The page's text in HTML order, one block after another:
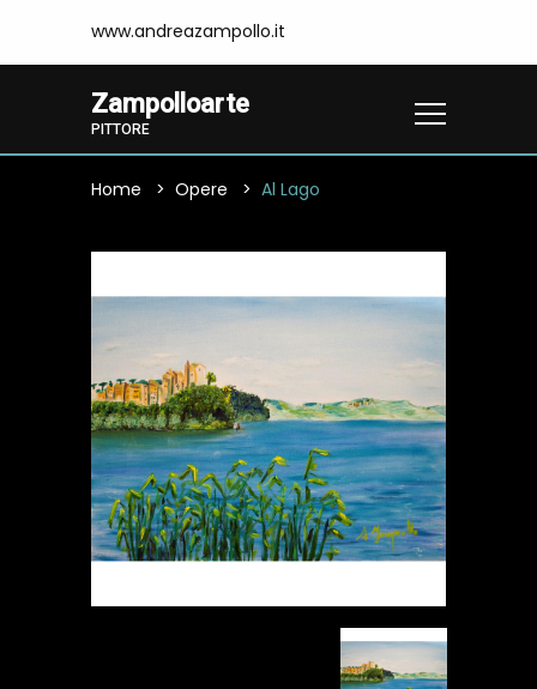
www.andreazampollo.it
Zampolloarte
PITTORE
Home Opere Al Lago